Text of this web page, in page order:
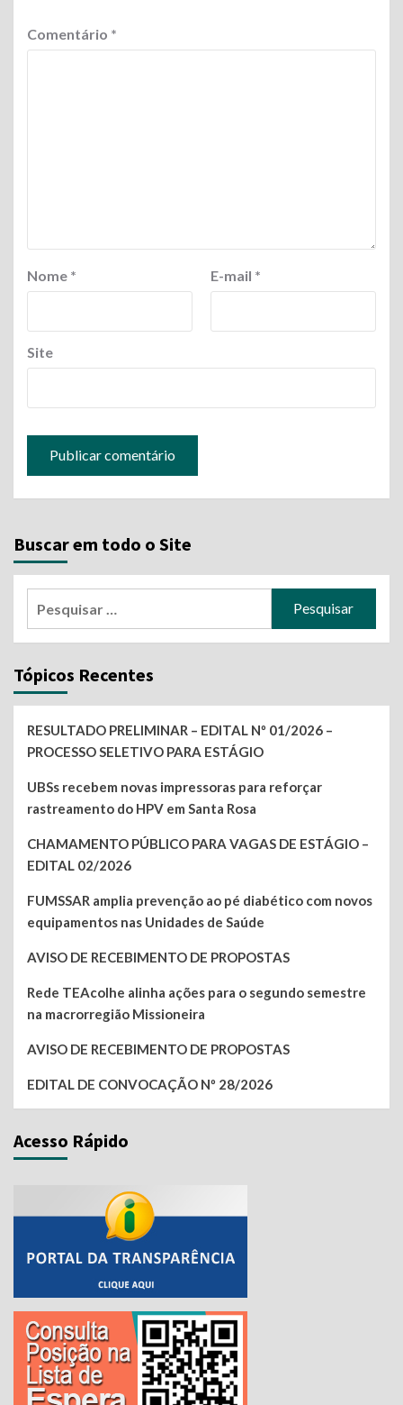
Comentário *
Nome * E-mail *
Site
Buscar em todo o Site
Tópicos Recentes
RESULTADO PRELIMINAR – EDITAL Nº 01/2026 –
PROCESSO SELETIVO PARA ESTÁGIO
UBSs recebem novas impressoras para reforçar
rastreamento do HPV em Santa Rosa
CHAMAMENTO PÚBLICO PARA VAGAS DE ESTÁGIO –
EDITAL 02/2026
FUMSSAR amplia prevenção ao pé diabético com novos
equipamentos nas Unidades de Saúde
AVISO DE RECEBIMENTO DE PROPOSTAS
Rede TEAcolhe alinha ações para o segundo semestre
na macrorregião Missioneira
AVISO DE RECEBIMENTO DE PROPOSTAS
EDITAL DE CONVOCAÇÃO Nº 28/2026
Acesso Rápido